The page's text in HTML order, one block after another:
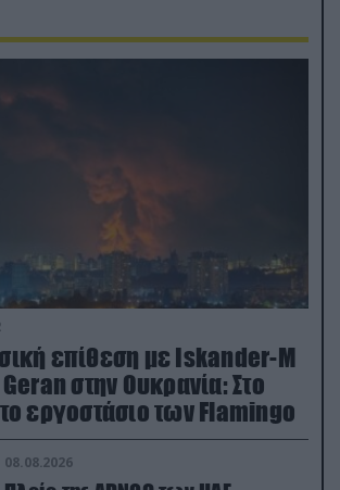
επίθεση με Iskander-M
στην Ουκρανία: Στο
εργοστάσιο των Flamingo
08.08.2026